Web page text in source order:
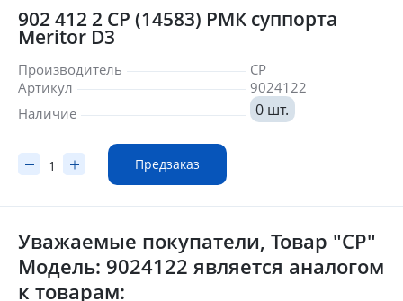
902 412 2 CP (14583) РМК суппорта
Meritor D3
Производитель
CP
Артикул
9024122
Наличие
0 шт.
Предзаказ
Уважаемые покупатели, Товар "CP"
Модель: 9024122 является аналогом
к товарам: